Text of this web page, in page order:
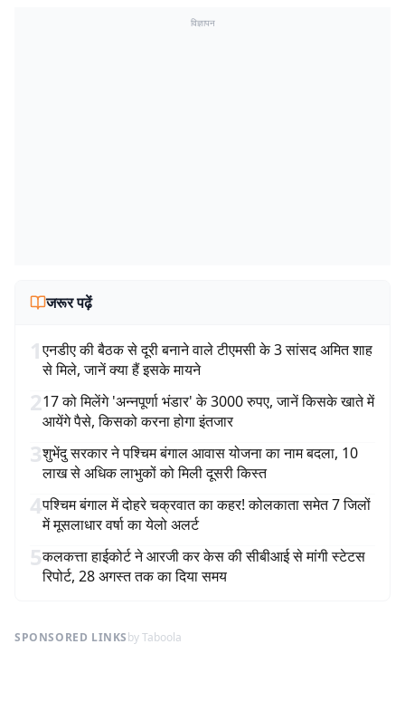
विज्ञापन
जरूर पढ़ें
1एनडीए की बैठक से दूरी बनाने वाले टीएमसी के 3 सांसद अमित शाह
से मिले, जानें क्या हैं इसके मायने
217 को मिलेंगे 'अन्नपूर्णा भंडार' के 3000 रुपए, जानें किसके खाते में
आयेंगे पैसे, किसको करना होगा इंतजार
3शुभेंदु सरकार ने पश्चिम बंगाल आवास योजना का नाम बदला, 10
लाख से अधिक लाभुकों को मिली दूसरी किस्त
4पश्चिम बंगाल में दोहरे चक्रवात का कहर! कोलकाता समेत 7 जिलों
में मूसलाधार वर्षा का येलो अलर्ट
5कलकत्ता हाईकोर्ट ने आरजी कर केस की सीबीआई से मांगी स्टेटस
रिपोर्ट, 28 अगस्त तक का दिया समय
SPONSORED LINKSby Taboola